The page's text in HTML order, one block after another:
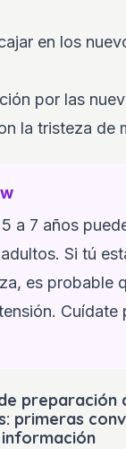
en los
por las
la tristeza de
a 7 años
Si tú
es probable
Cuídate
preparación
primeras